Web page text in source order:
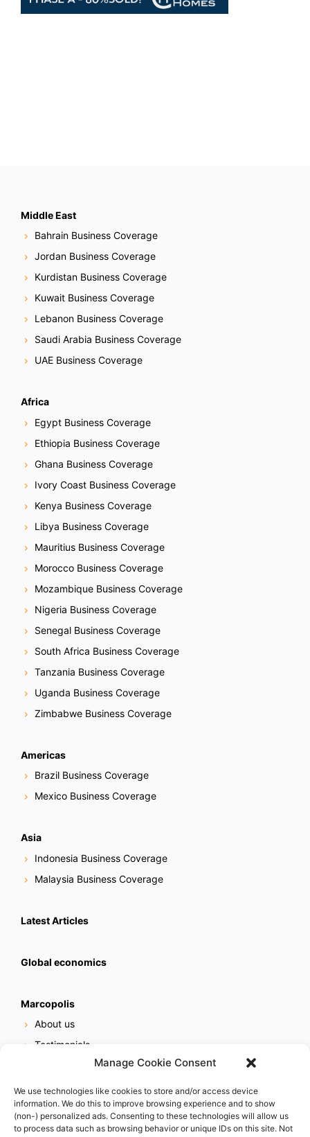
Manage Cookie Consent
We use technologies like cookies to store and/or access device
information. We do this to improve browsing experience and to show
(non-) personalized ads. Consenting to these technologies will allow us
to process data such as browsing behavior or unique IDs on this site. Not
Middle East
Bahrain Business Coverage
Jordan Business Coverage
Kurdistan Business Coverage
Kuwait Business Coverage
Lebanon Business Coverage
Saudi Arabia Business Coverage
UAE Business Coverage
Africa
Egypt Business Coverage
Ethiopia Business Coverage
Ghana Business Coverage
Ivory Coast Business Coverage
Kenya Business Coverage
Libya Business Coverage
Mauritius Business Coverage
Morocco Business Coverage
Mozambique Business Coverage
Nigeria Business Coverage
Senegal Business Coverage
South Africa Business Coverage
Tanzania Business Coverage
Uganda Business Coverage
Zimbabwe Business Coverage
Americas
Brazil Business Coverage
Mexico Business Coverage
Asia
Indonesia Business Coverage
Malaysia Business Coverage
Latest Articles
Global economics
Marcopolis
About us
Testimonials
Online reputation service
Careers
Contact us